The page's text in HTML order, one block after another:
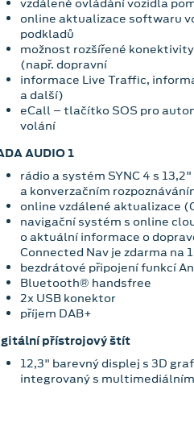
vzdálené ovládání vozidla
online aktualizace softwaru
podkladů
možnost rozšířené
(např. dopravní
informace Live Traffic,
a další)
eCall – tlačítko SOS pro
volání
AUDIO 1
rádio a systém SYNC 4 s
a konverzačním
online vzdálené aktualizace
navigační systém s online
o aktuální informace o
Connected Nav je zdarma na
bezdrátové připojení funkcí
Bluetooth® handsfree
2x USB konektor
příjem DAB+
přístrojový štít
12,3" barevný displej s 3D
integrovaný s